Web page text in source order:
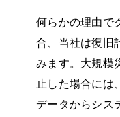
何らかの理由で
合、当社は復旧
みます。大規模
止した場合には
データからシス